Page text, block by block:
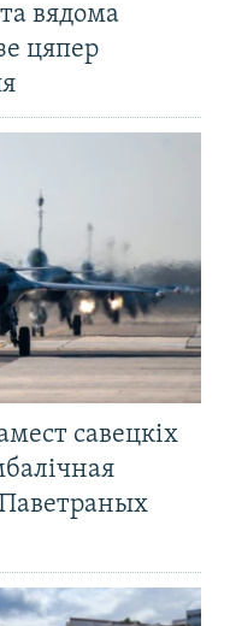
вядома
цяпер
савецкіх